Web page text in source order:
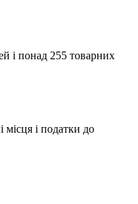
і понад 255 товарних
місця і податки до